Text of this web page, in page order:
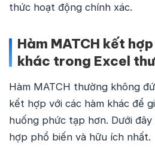
thức hoạt động chính xác.
Hàm MATCH kết
khác trong Excel
Hàm MATCH thường không
kết hợp với các hàm khác để
huống phức tạp hơn. Dưới
hợp phổ biến và hữu ích nhất.